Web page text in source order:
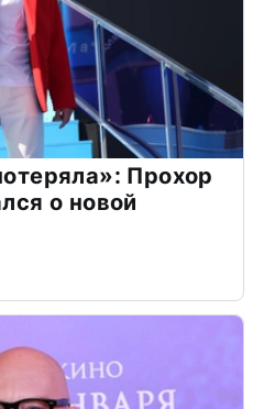
Прохор
о новой